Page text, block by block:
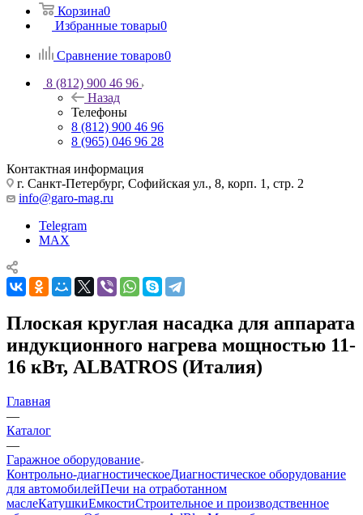
Корзина0
Избранные товары0
Сравнение товаров0
8 (812) 900 46 96
Назад
Телефоны
8 (812) 900 46 96
8 (965) 046 96 28
Контактная информация
г. Санкт-Петербург, Софийская ул., 8, корп. 1, стр. 2
info@garo-mag.ru
Telegram
MAX
Плоская круглая насадка для аппарата
индукционного нагрева мощностью 11-
16 кВт, ALBATROS (Италия)
Главная
—
Каталог
—
Гаражное оборудование
Контрольно-диагностическоеДиагностическое оборудование
для автомобилейПечи на отработанном
маслеКатушкиЕмкостиСтроительное и производственное